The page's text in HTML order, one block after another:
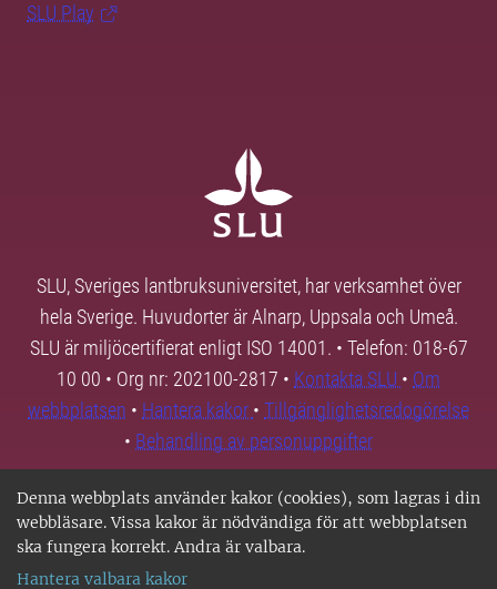
Denna webbplats använder kakor (cookies), som lagras i din
webbläsare. Vissa kakor är nödvändiga för att webbplatsen
ska fungera korrekt. Andra är valbara.
Hantera valbara kakor
SLU Play
SLU, Sveriges lantbruksuniversitet, har verksamhet över
hela Sverige. Huvudorter är Alnarp, Uppsala och Umeå.
SLU är miljöcertifierat enligt ISO 14001. • Telefon: 018-67
10 00 • Org nr: 202100-2817 • Kontakta SLU • Om
webbplatsen • Hantera kakor • Tillgänglighetsredogörelse
• Behandling av personuppgifter